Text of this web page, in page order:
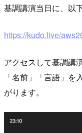
基調講演当日に、以
https://kudo.live/
アクセスして基調講
「名前」「言語」
がります。